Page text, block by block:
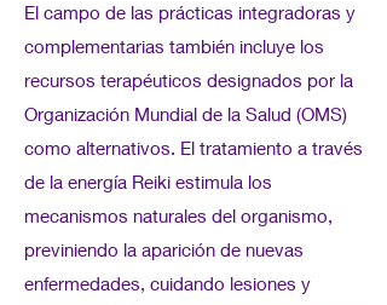
El campo de las prácticas integradoras y
complementarias también incluye los
recursos terapéuticos designados por la
Organización Mundial de la Salud (OMS)
como alternativos. El tratamiento a través
de la energía Reiki estimula los
mecanismos naturales del organismo,
previniendo la aparición de nuevas
enfermedades, cuidando lesiones y